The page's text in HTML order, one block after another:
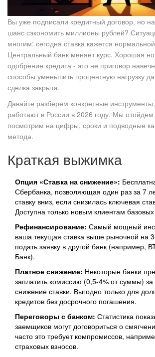
Вы уже подписали кредитный договор, но
шанс сэкономить миллионы рублей?
многим: сегодня ставка кажется
Центральный банк меняет курс. Хорошая
одобрение кредита - это не приговор
способы уменьшить процентную нагрузку
сделка закрыта.
Давайте разберем конкретные
работают в России в 2026 году. Мы
посмотрим на цифры, сроки и подводные
метода.
Краткая выжимка
Опция «Ставка на снижение»:
Сбербанка, позволяющая один раз за 7
ставку вниз, если снизилась ключевая
Доступна только новым клиентам
Рефинансирование: Самый мощный
ваша текущая ставка выше рыночной на
подать заявку в другой банк (например,
Банк).
Платное снижение: Некоторые банки
заплатить комиссию (0,5-4% от суммы)
снижение ставки. Выгодно только для
кредитов без досрочного погашения.
Переговоры с банком: Статистика
заемщиков могут договориться о
часто это требует компромиссов,
страховых взносов.